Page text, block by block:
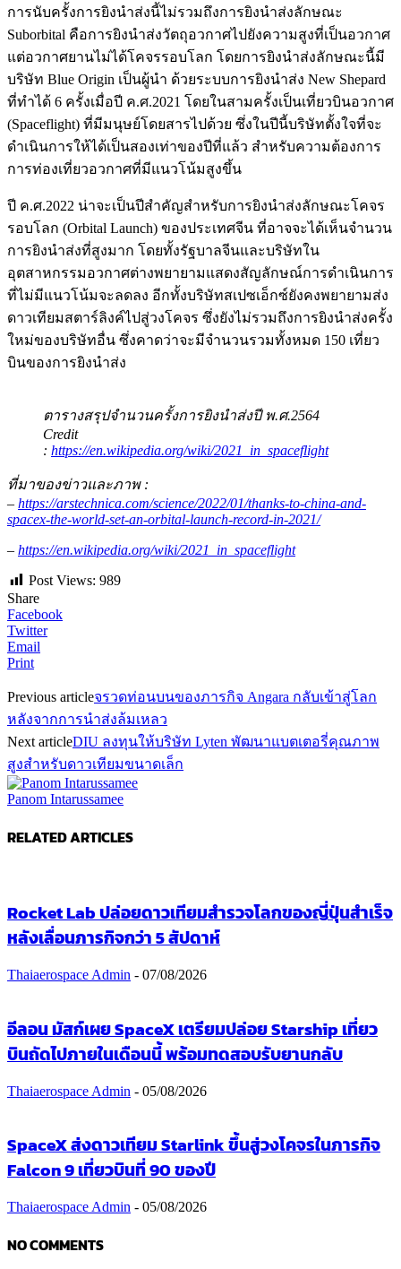
การนับครั้งการยิงนำส่งนี้ไม่รวมถึงการยิงนำส่งลักษณะ
Suborbital คือการยิงนำส่งวัตถุอวกาศไปยังความสูงที่เป็นอวกาศ
แต่อวกาศยานไม่ได้โคจรรอบโลก โดยการยิงนำส่งลักษณะนี้มี
บริษัท Blue Origin เป็นผู้นำ ด้วยระบบการยิงนำส่ง New Shepard
ที่ทำได้ 6 ครั้งเมื่อปี ค.ศ.2021 โดยในสามครั้งเป็นเที่ยวบินอวกาศ
(Spaceflight) ที่มีมนุษย์โดยสารไปด้วย ซึ่งในปีนี้บริษัทตั้งใจที่จะ
ดำเนินการให้ได้เป็นสองเท่าของปีที่แล้ว สำหรับความต้องการ
การท่องเที่ยวอวกาศที่มีแนวโน้มสูงขึ้น
ปี ค.ศ.2022 น่าจะเป็นปีสำคัญสำหรับการยิงนำส่งลักษณะโคจร
รอบโลก (Orbital Launch) ของประเทศจีน ที่อาจจะได้เห็นจำนวน
การยิงนำส่งที่สูงมาก โดยทั้งรัฐบาลจีนและบริษัทใน
อุตสาหกรรมอวกาศต่างพยายามแสดงสัญลักษณ์การดำเนินการ
ที่ไม่มีแนวโน้มจะลดลง อีกทั้งบริษัทสเปซเอ็กซ์ยังคงพยายามส่ง
ดาวเทียมสตาร์ลิงค์ไปสู่วงโคจร ซึ่งยังไม่รวมถึงการยิงนำส่งครั้ง
ใหม่ของบริษัทอื่น ซึ่งคาดว่าจะมีจำนวนรวมทั้งหมด 150 เที่ยว
บินของการยิงนำส่ง
ตารางสรุปจำนวนครั้งการยิงนำส่งปี พ.ศ.2564
Credit
: https://en.wikipedia.org/wiki/2021_in_spaceflight
ที่มาของข่าวและภาพ :
– https://arstechnica.com/science/2022/01/thanks-to-china-and-
spacex-the-world-set-an-orbital-launch-record-in-2021/
– https://en.wikipedia.org/wiki/2021_in_spaceflight
Post Views: 989
Share
Facebook
Twitter
Email
Print
Previous articleจรวดท่อนบนของภารกิจ Angara กลับเข้าสู่โลก
หลังจากการนำส่งล้มเหลว
Next articleDIU ลงทุนให้บริษัท Lyten พัฒนาแบตเตอรี่คุณภาพ
สูงสำหรับดาวเทียมขนาดเล็ก
Panom Intarussamee
RELATED ARTICLES
Rocket Lab ปล่อยดาวเทียมสำรวจโลกของญี่ปุ่นสำเร็จ
หลังเลื่อนภารกิจกว่า 5 สัปดาห์
Thaiaerospace Admin - 07/08/2026
อีลอน มัสก์เผย SpaceX เตรียมปล่อย Starship เที่ยว
บินถัดไปภายในเดือนนี้ พร้อมทดสอบรับยานกลับ
Thaiaerospace Admin - 05/08/2026
SpaceX ส่งดาวเทียม Starlink ขึ้นสู่วงโคจรในภารกิจ
Falcon 9 เที่ยวบินที่ 90 ของปี
Thaiaerospace Admin - 05/08/2026
NO COMMENTS